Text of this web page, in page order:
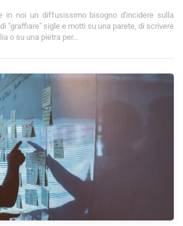
in noi un diffusissimo bisogno d'incidere sulla
"graffiare" sigle e motti su una parete, di scrivere
o su una pietra per…